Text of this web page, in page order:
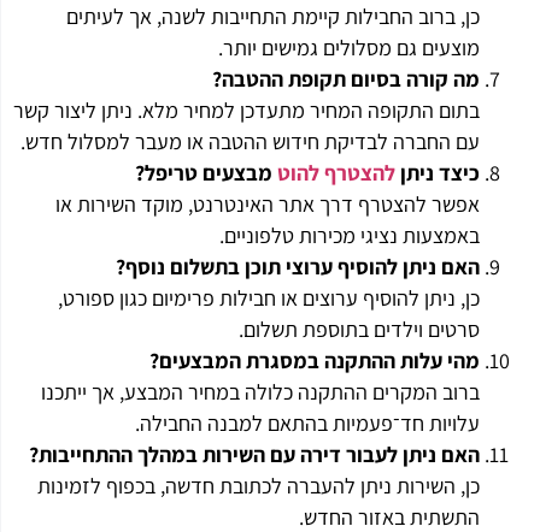
כן, ברוב החבילות קיימת התחייבות לשנה, אך לעיתים
מוצעים גם מסלולים גמישים יותר.
מה קורה בסיום תקופת ההטבה?
בתום התקופה המחיר מתעדכן למחיר מלא. ניתן ליצור קשר
עם החברה לבדיקת חידוש ההטבה או מעבר למסלול חדש.
כיצד ניתן להצטרף להוט מבצעים טריפל?
אפשר להצטרף דרך אתר האינטרנט, מוקד השירות או
באמצעות נציגי מכירות טלפוניים.
האם ניתן להוסיף ערוצי תוכן בתשלום נוסף?
כן, ניתן להוסיף ערוצים או חבילות פרימיום כגון ספורט,
סרטים וילדים בתוספת תשלום.
מהי עלות ההתקנה במסגרת המבצעים?
ברוב המקרים ההתקנה כלולה במחיר המבצע, אך ייתכנו
עלויות חד־פעמיות בהתאם למבנה החבילה.
האם ניתן לעבור דירה עם השירות במהלך ההתחייבות?
כן, השירות ניתן להעברה לכתובת חדשה, בכפוף לזמינות
התשתית באזור החדש.